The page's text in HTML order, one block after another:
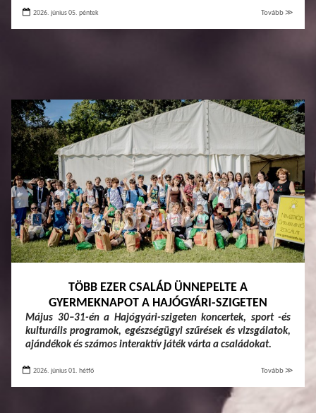
2026. június 05. péntek Tovább ≫
TÖBB EZER CSALÁD ÜNNEPELTE A
GYERMEKNAPOT A HAJÓGYÁRI-SZIGETEN
Május 30–31-én a Hajógyári-szigeten koncertek, sport -és
kulturális programok, egészségügyi szűrések és vizsgálatok,
ajándékok és számos interaktív játék várta a családokat.
2026. június 01. hétfő Tovább ≫